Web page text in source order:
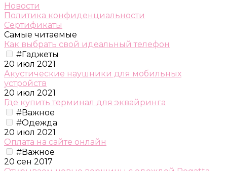
Новости
Политика конфиденциальности
Сертификаты
Самые читаемые
Как выбрать свой идеальный телефон
#Гаджеты
20 июл 2021
Акустические наушники для мобильных
устройств
20 июл 2021
Где купить терминал для эквайринга
#Важное
#Одежда
20 июл 2021
Оплата на сайте онлайн
#Важное
20 сен 2017